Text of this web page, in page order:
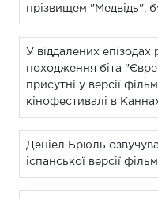
прізвищем "Медвідь",
У віддалених епізодах
походження біта
присутні у версії
кінофестивалі в
Деніел Брюль
іспанської версії